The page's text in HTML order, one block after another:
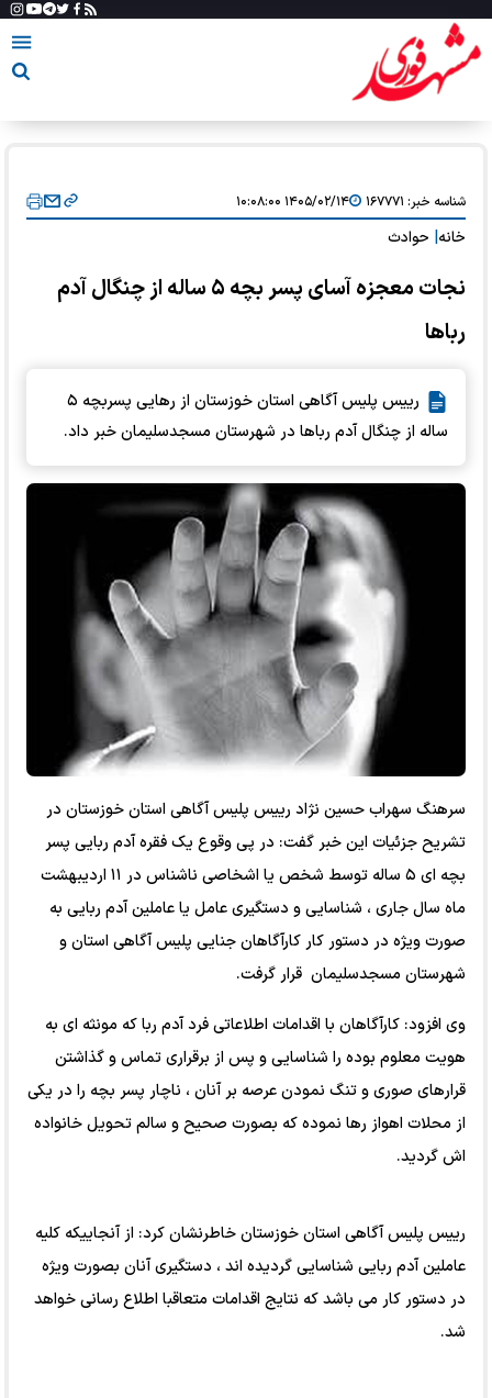
شناسه خبر: ۱۶۷۷۷۱ ۱۴۰۵/۰۲/۱۴ ۱۰:۰۸:۰۰
خانه حوادث
نجات معجزه آسای پسر بچه ۵ ساله از چنگال آدم
رباها
رییس پلیس آگاهی استان خوزستان از رهایی پسربچه ۵
ساله از چنگال آدم رباها در شهرستان مسجدسلیمان خبر داد.
سرهنگ سهراب حسین نژاد رییس پلیس آگاهی استان خوزستان در
تشریح جزئیات این خبر گفت: در پی وقوع یک فقره آدم ربایی پسر
بچه ای ۵ ساله توسط شخص یا اشخاصی ناشناس در ۱۱ اردیبهشت
ماه سال جاری ، شناسایی و دستگیری عامل یا عاملین آدم ربایی به
صورت ویژه در دستور کار کارآگاهان جنایی پلیس آگاهی استان و
شهرستان مسجدسلیمان قرار گرفت.
وی افزود: کارآگاهان با اقدامات اطلاعاتی فرد آدم ربا که مونثه ای به
هویت معلوم بوده را شناسایی و پس از برقراری تماس و گذاشتن
قرارهای صوری و تنگ نمودن عرصه بر آنان ، ناچار پسر بچه را در یکی
از محلات اهواز رها نموده که بصورت صحیح و سالم تحویل خانواده
اش گردید.
رییس پلیس آگاهی استان خوزستان خاطرنشان کرد: از آنجاییکه کلیه
عاملین آدم ربایی شناسایی گردیده اند ، دستگیری آنان بصورت ویژه
در دستور کار می باشد که نتایج اقدامات متعاقبا اطلاع رسانی خواهد
شد.